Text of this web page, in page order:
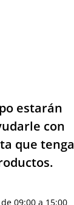
estarán
con
que tenga
09:00 a 15:00